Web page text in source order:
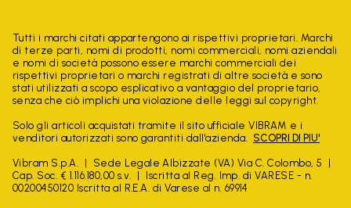
Tutti i marchi citati appartengono ai rispettivi proprietari. Marchi
di terze parti, nomi di prodotti, nomi commerciali, nomi aziendali
e nomi di società possono essere marchi commerciali dei
rispettivi proprietari o marchi registrati di altre società e sono
stati utilizzati a scopo esplicativo a vantaggio del proprietario,
senza che ciò implichi una violazione delle leggi sul copyright.
Solo gli articoli acquistati tramite il sito ufficiale VIBRAM e i
venditori autorizzati sono garantiti dall'azienda. SCOPRI DI PIU'
Vibram S.p.A.
Sede Legale Albizzate (VA) Via C. Colombo, 5
Cap. Soc. € 1.116.180,00 s.v.
Iscritta al Reg. Imp. di VARESE - n.
00200450120 Iscritta al R.E.A. di Varese al n. 69914